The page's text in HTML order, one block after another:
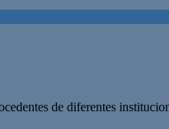
de diferentes